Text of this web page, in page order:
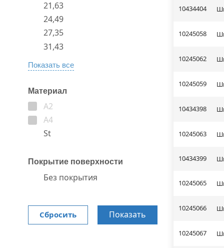
21,63
24,49
27,35
31,43
Показать все
Материал
A2
A4
St
Покрытие поверхности
Без покрытия
Сбросить Показать
10434404
10245058
10245062
10245059
10434398
10245063
10434399
10245065
10245066
10245067